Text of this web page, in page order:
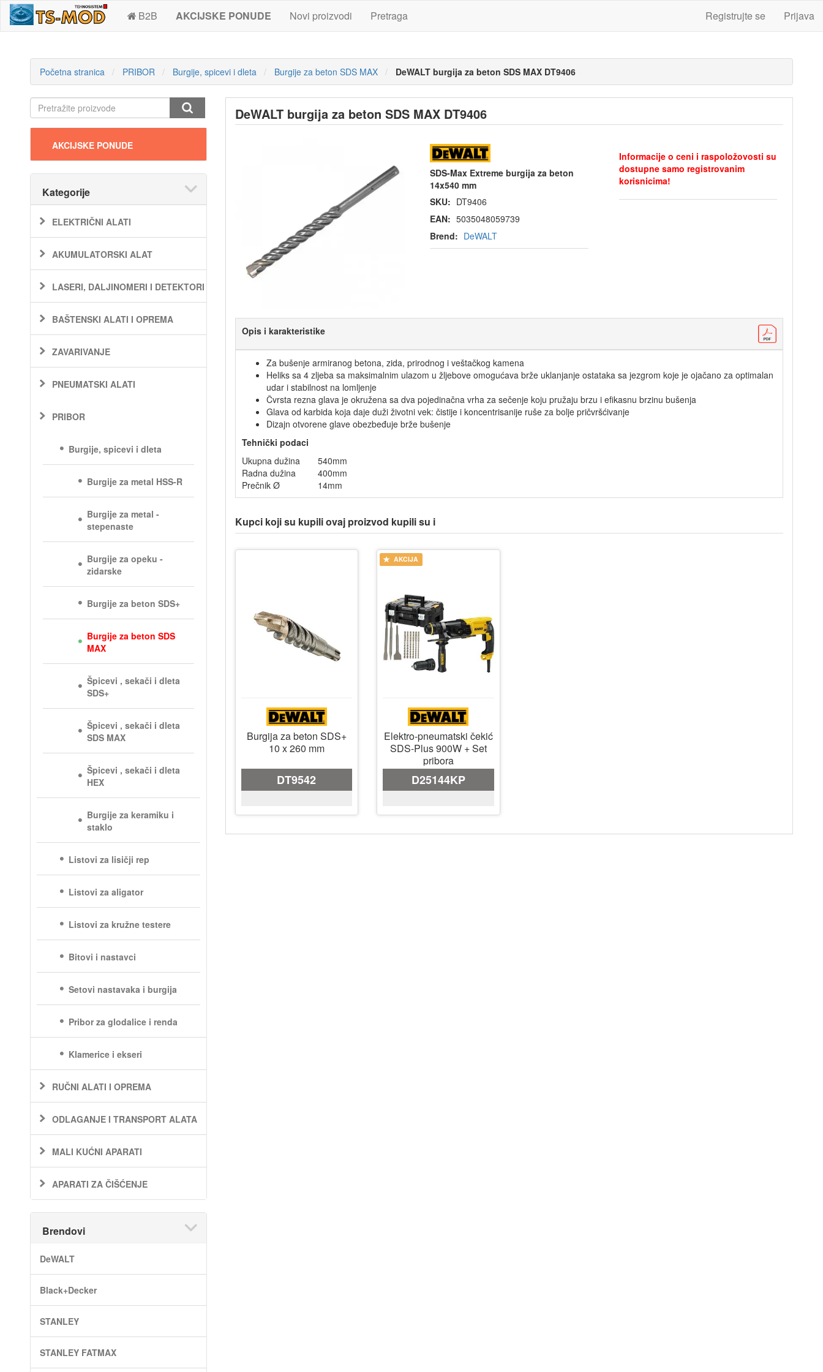
B2B AKCIJSKE PONUDE Novi proizvodi Pretraga Registrujte se Prijava
Početna stranica PRIBOR Burgije, spicevi i dleta Burgije za beton SDS MAX DeWALT burgija za beton SDS MAX DT9406
AKCIJSKE PONUDE
Kategorije
ELEKTRIČNI ALATI
AKUMULATORSKI ALAT
LASERI, DALJINOMERI I DETEKTORI
BAŠTENSKI ALATI I OPREMA
ZAVARIVANJE
PNEUMATSKI ALATI
PRIBOR
Burgije, spicevi i dleta
Burgije za metal HSS-R
Burgije za metal -
stepenaste
Burgije za opeku -
zidarske
Burgije za beton SDS+
Burgije za beton SDS
MAX
Špicevi , sekači i dleta
SDS+
Špicevi , sekači i dleta
SDS MAX
Špicevi , sekači i dleta
HEX
Burgije za keramiku i
staklo
Listovi za lisičji rep
Listovi za aligator
Listovi za kružne testere
Bitovi i nastavci
Setovi nastavaka i burgija
Pribor za glodalice i renda
Klamerice i ekseri
RUČNI ALATI I OPREMA
ODLAGANJE I TRANSPORT ALATA
MALI KUĆNI APARATI
APARATI ZA ČIŠĆENJE
Brendovi
DeWALT
Black+Decker
STANLEY
STANLEY FATMAX
DeWALT burgija za beton SDS MAX DT9406
SDS-Max Extreme burgija za beton
14x540 mm
SKU: DT9406
EAN: 5035048059739
Brend: DeWALT
Informacije o ceni i raspoložovosti su
dostupne samo registrovanim
korisnicima!
Opis i karakteristike
Za bušenje armiranog betona, zida, prirodnog i veštačkog kamena
Heliks sa 4 zljeba sa maksimalnim ulazom u žljebove omogućava brže uklanjanje ostataka sa jezgrom koje je ojačano za optimalan
udar i stabilnost na lomljenje
Čvrsta rezna glava je okružena sa dva pojedinačna vrha za sečenje koju pružaju brzu i efikasnu brzinu bušenja
Glava od karbida koja daje duži životni vek: čistije i koncentrisanije ruše za bolje pričvršćivanje
Dizajn otvorene glave obezbeđuje brže bušenje
Tehnički podaci
Ukupna dužina
540mm
Radna dužina
400mm
Prečnik Ø
14mm
Kupci koji su kupili ovaj proizvod kupili su i
Burgija za beton SDS+
10 x 260 mm
DT9542
AKCIJA
Elektro-pneumatski čekić
SDS-Plus 900W + Set
pribora
D25144KP